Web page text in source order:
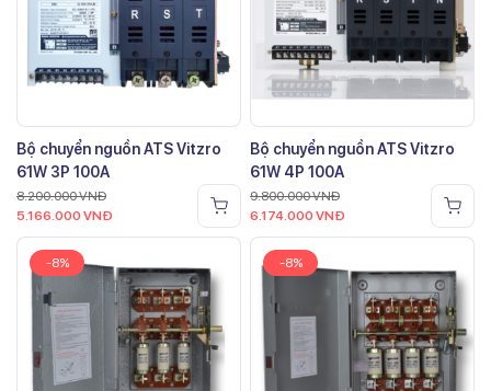
Bộ chuyển nguồn ATS Vitzro
61W 3P 100A
8.200.000VNĐ
5.166.000 VNĐ
Bộ chuyển nguồn ATS Vitzro
61W 4P 100A
9.800.000VNĐ
6.174.000 VNĐ
-8% -8%